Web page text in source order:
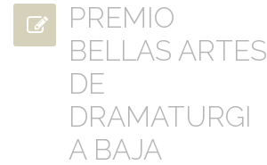
PREMIO
BELLAS ARTES
DE
DRAMATURGI
A BAJA